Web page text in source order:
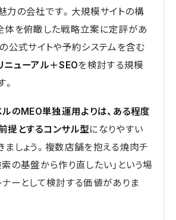
力の会社です。大規模サイトの構
体を俯瞰した戦略立案に定評があ
の公式サイトや予約システムを含む
ニューアル＋SEOを検討する規模
のMEO単独運用よりは、ある程度
提とするコンサル型になりやすい
ましょう。複数店舗を抱える焼肉チ
の基盤から作り直したい」という場
ナーとして検討する価値がありま